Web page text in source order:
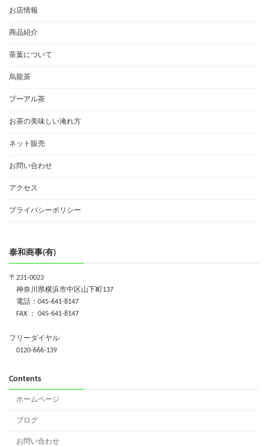
お店情報
商品紹介
茶葉について
烏龍茶
プーアル茶
お茶の美味しい淹れ方
ネット販売
お問い合わせ
アクセス
プライバシーポリシー
泰和商事(有)
〒231-0023
神奈川県横浜市中区山下町137
電話：045-641-8147
FAX ： 045-641-8147
フリーダイヤル
0120-666-139
Contents
ホームページ
ブログ
お問い合わせ